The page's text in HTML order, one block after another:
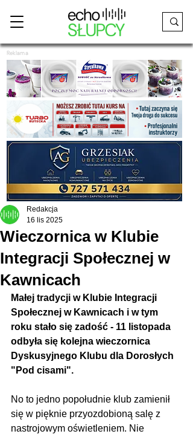
Reklama
Wieczornica w Klubie
Integracji Społecznej w
Kawnicach
Redakcja
16 lis 2025
Małej tradycji w Klubie Integracji
Społecznej w Kawnicach i w tym
roku stało się zadość - 11 listopada
odbyła się kolejna wieczornica
Dyskusyjnego Klubu dla Dorosłych
"Pod cisami".
No to jedno popołudnie klub zamienił
się w pięknie przyozdobioną salę z
nastrojowym oświetleniem. Nie